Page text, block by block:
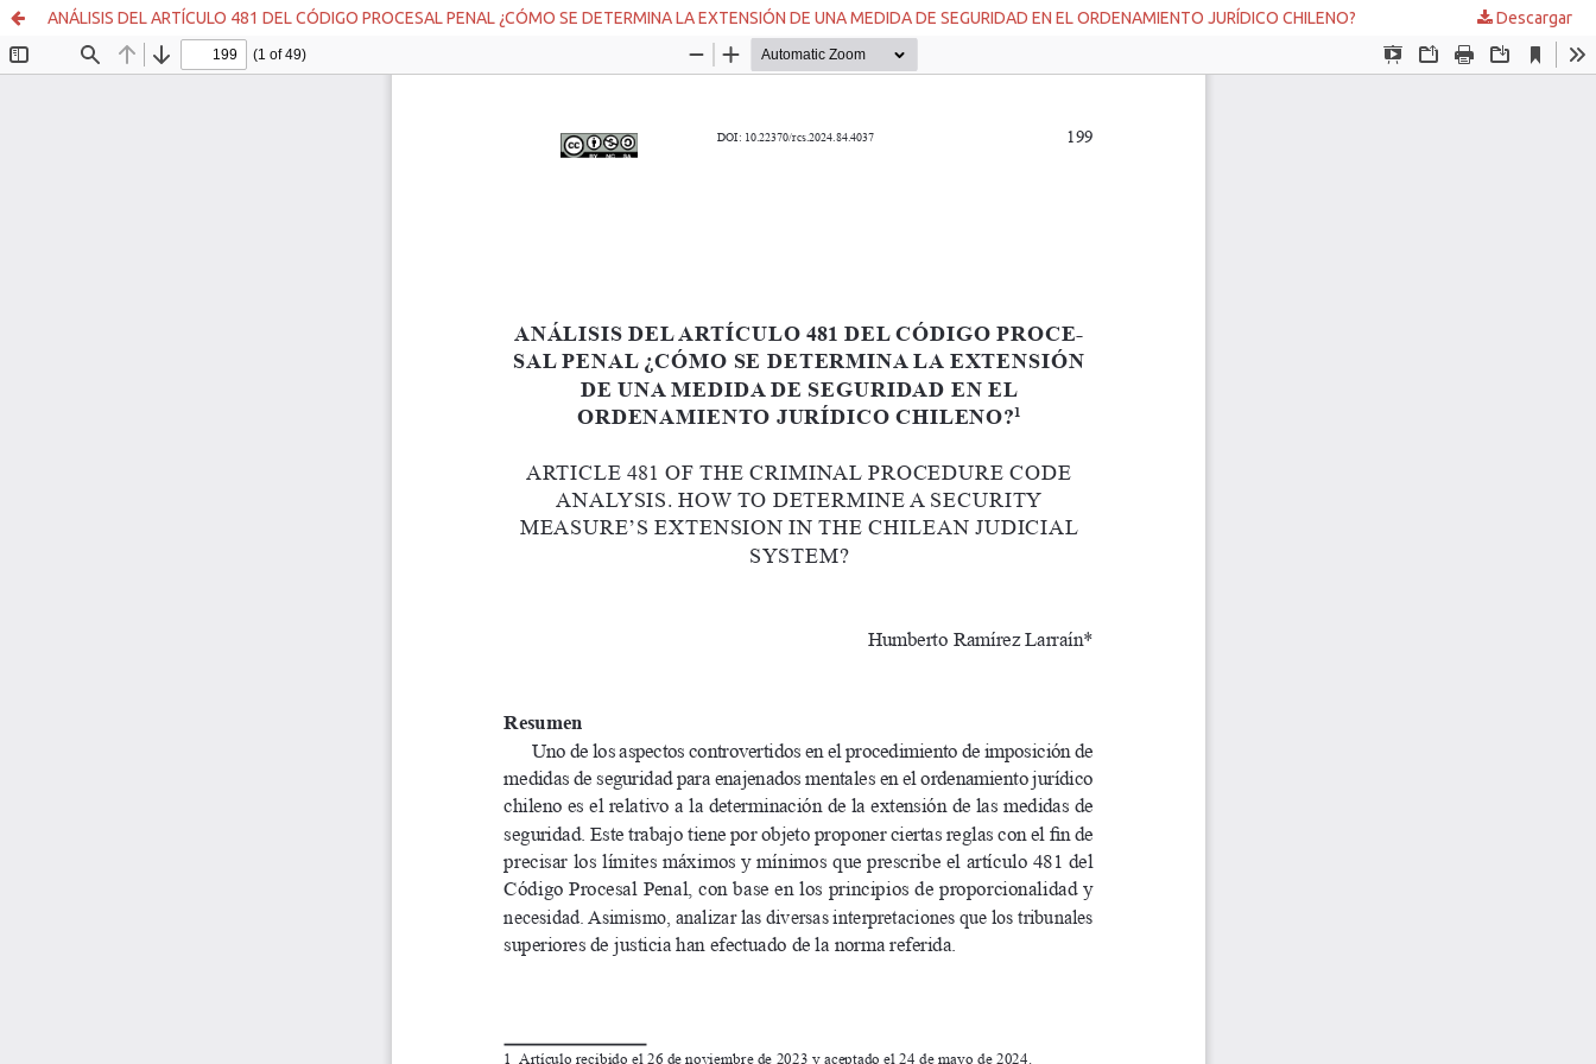
ANÁLISIS DEL ARTÍCULO 481 DEL CÓDIGO PROCESAL PENAL ¿CÓMO SE DETERMINA LA EXTENSIÓN DE UNA MEDIDA DE SEGURIDAD EN EL ORDENAMIENTO JURÍDICO CHILENO? Descargar